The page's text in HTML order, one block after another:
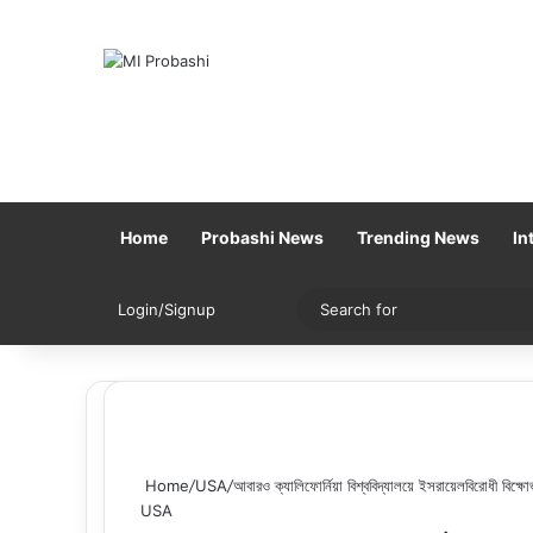
Home Probashi News Trending News
Login/Signup Switch skin
Home/USA/আবারও ক্যালিফোর্নিয়া বিশ্ববিদ্যালয়ে ইসরায়েলবিরোধী
USA